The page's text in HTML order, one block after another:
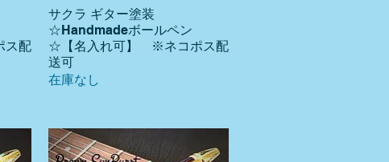
配
クイックビュー
サクラ ギター塗装
☆Handmadeボールペン
☆【名入れ可】 ※ネコポス配
送可
在庫なし